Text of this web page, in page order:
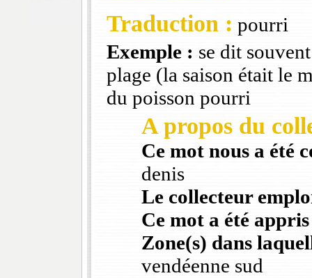
Traduction : pourri
Exemple : se dit
plage (la saison était le
du poisson pourri
A propos du
Ce mot nous a été
denis
Le collecteur
Ce mot a été
Zone(s) dans
vendéenne sud